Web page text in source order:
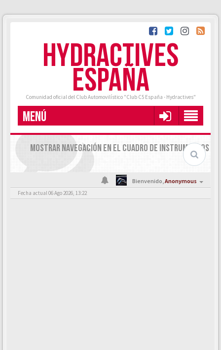
HYDRACTIVES
ESPAÑA
Comunidad oficial del Club Automovilístico "Club C5 España - Hydractives"
MENÚ
MOSTRAR NAVEGACIÓN EN EL CUADRO DE INSTRUMENTOS
Bienvenido,Anonymous
Fecha actual 06 Ago 2026, 13:22